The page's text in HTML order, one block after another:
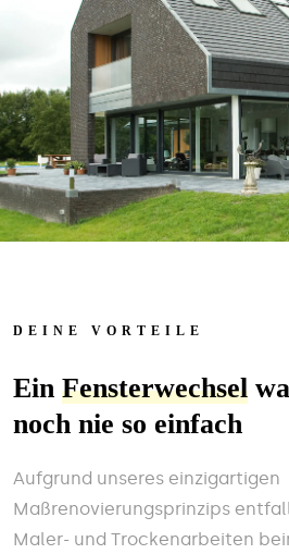
DEINE VORTEILE
Ein Fensterwechsel
noch nie so einfach
Aufgrund unseres einzigartigen
Maßrenovierungsprinzips
Maler- und Trockenarbeiten